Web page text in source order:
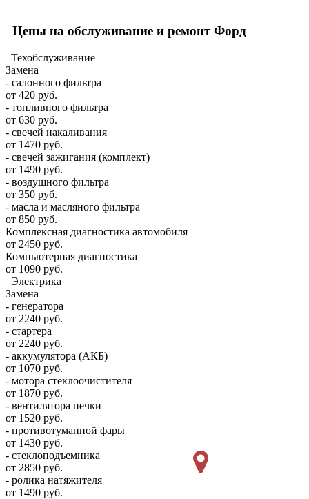
Цены на обслуживание и ремонт Форд
Техобслуживание
Замена
- салонного фильтра
от 420 руб.
- топливного фильтра
от 630 руб.
- свечей накаливания
от 1470 руб.
- свечей зажигания (комплект)
от 1490 руб.
- воздушного фильтра
от 350 руб.
- масла и масляного фильтра
от 850 руб.
Комплексная диагностика автомобиля
от 2450 руб.
Компьютерная диагностика
от 1090 руб.
Электрика
Замена
- генератора
от 2240 руб.
- стартера
от 2240 руб.
- аккумулятора (АКБ)
от 1070 руб.
- мотора стеклоочистителя
от 1870 руб.
- вентилятора печки
от 1520 руб.
- противотуманной фары
от 1430 руб.
- стеклоподъемника
от 2850 руб.
- ролика натяжителя
от 1490 руб.